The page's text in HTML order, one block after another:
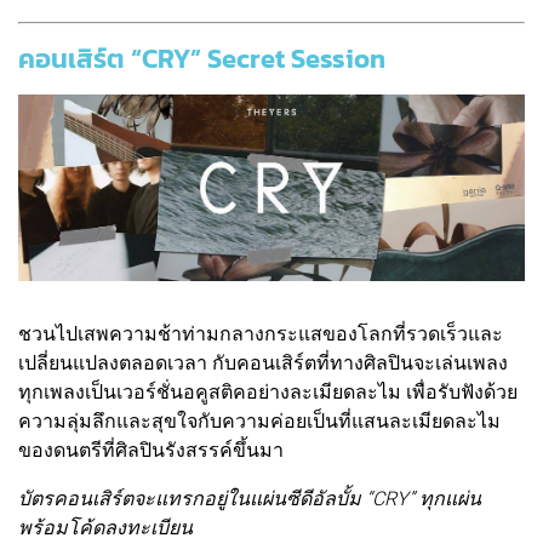
คอนเสิร์ต “CRY” Secret Session
ชวนไปเสพความช้าท่ามกลางกระแสของโลกที่รวดเร็วและ
เปลี่ยนแปลงตลอดเวลา กับคอนเสิร์ตที่ทางศิลปินจะเล่นเพลง
ทุกเพลงเป็นเวอร์ชั่นอคูสติคอย่างละเมียดละไม เพื่อรับฟังด้วย
ความลุ่มลึกและสุขใจกับความค่อยเป็นที่แสนละเมียดละไม
ของดนตรีที่ศิลปินรังสรรค์ขึ้นมา
บัตรคอนเสิร์ตจะแทรกอยู่ในแผ่นซีดีอัลบั้ม “CRY” ทุกแผ่น
พร้อมโค้ดลงทะเบียน